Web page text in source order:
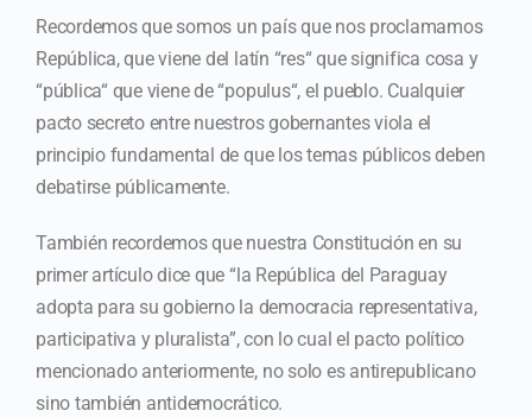
Recordemos que somos un país que nos proclamamos
República, que viene del latín “res“ que significa cosa y
“pública“ que viene de “populus“, el pueblo. Cualquier
pacto secreto entre nuestros gobernantes viola el
principio fundamental de que los temas públicos deben
debatirse públicamente.
También recordemos que nuestra Constitución en su
primer artículo dice que “la República del Paraguay
adopta para su gobierno la democracia representativa,
participativa y pluralista”, con lo cual el pacto político
mencionado anteriormente, no solo es antirepublicano
sino también antidemocrático.